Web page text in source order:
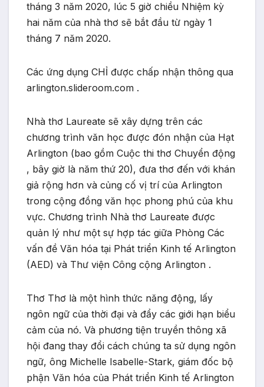
tháng 3 năm 2020, lúc 5 giờ chiều Nhiệm kỳ
hai năm của nhà thơ sẽ bắt đầu từ ngày 1
tháng 7 năm 2020.
Các ứng dụng CHỈ được chấp nhận thông qua
arlington.slideroom.com .
Nhà thơ Laureate sẽ xây dựng trên các
chương trình văn học được đón nhận của Hạt
Arlington (bao gồm Cuộc thi thơ Chuyển động
, bây giờ là năm thứ 20), đưa thơ đến với khán
giả rộng hơn và củng cố vị trí của Arlington
trong cộng đồng văn học phong phú của khu
vực. Chương trình Nhà thơ Laureate được
quản lý như một sự hợp tác giữa Phòng Các
vấn đề Văn hóa tại Phát triển Kinh tế Arlington
(AED) và Thư viện Công cộng Arlington .
Thơ Thơ là một hình thức năng động, lấy
ngôn ngữ của thời đại và đẩy các giới hạn biểu
cảm của nó. Và phương tiện truyền thông xã
hội đang thay đổi cách chúng ta sử dụng ngôn
ngữ, ông Michelle Isabelle-Stark, giám đốc bộ
phận Văn hóa của Phát triển Kinh tế Arlington